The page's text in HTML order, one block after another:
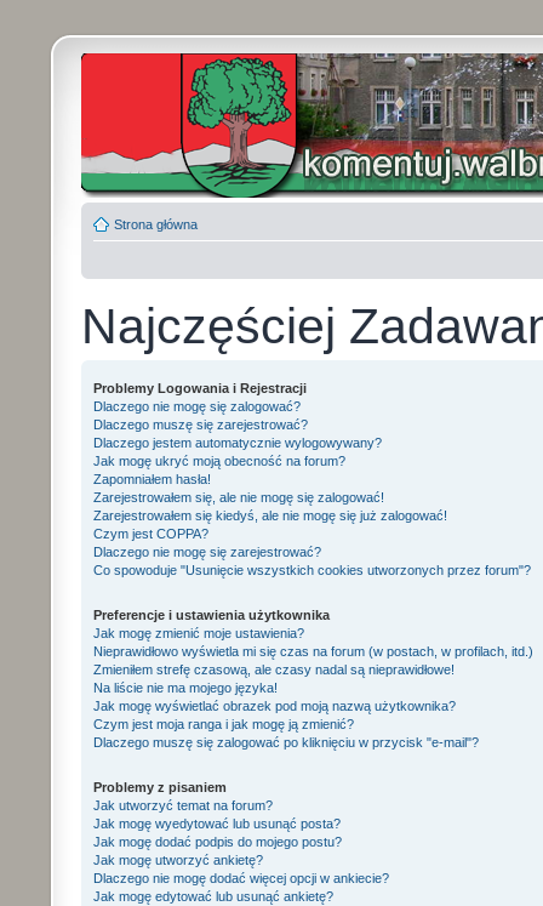
Strona główna
Najczęściej
Problemy Logowania i Rejestracji
Dlaczego nie mogę się zalogować?
Dlaczego muszę się zarejestrować?
Dlaczego jestem automatycznie wylogowywany?
Jak mogę ukryć moją obecność na forum?
Zapomniałem hasła!
Zarejestrowałem się, ale nie mogę się zalogować!
Zarejestrowałem się kiedyś, ale nie mogę się już zalogować!
Czym jest COPPA?
Dlaczego nie mogę się zarejestrować?
Co spowoduje "Usunięcie wszystkich cookies utworzonych przez forum"?
Preferencje i ustawienia użytkownika
Jak mogę zmienić moje ustawienia?
Nieprawidłowo wyświetla mi się czas na forum (w postach, w profilach, itd.)
Zmieniłem strefę czasową, ale czasy nadal są nieprawidłowe!
Na liście nie ma mojego języka!
Jak mogę wyświetlać obrazek pod moją nazwą użytkownika?
Czym jest moja ranga i jak mogę ją zmienić?
Dlaczego muszę się zalogować po kliknięciu w przycisk "e-mail"?
Problemy z pisaniem
Jak utworzyć temat na forum?
Jak mogę wyedytować lub usunąć posta?
Jak mogę dodać podpis do mojego postu?
Jak mogę utworzyć ankietę?
Dlaczego nie mogę dodać więcej opcji w ankiecie?
Jak mogę edytować lub usunąć ankietę?